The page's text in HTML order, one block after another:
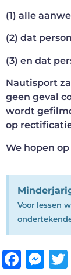
(1) alle
(2) dat
(3) en dat
Nautisport
geen geval
wordt
op
We hopen
Voor lessen